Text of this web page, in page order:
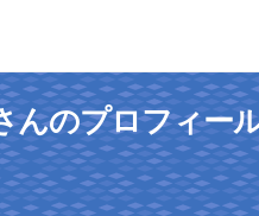
んのプロフィー